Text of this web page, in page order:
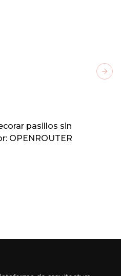
pasillos sin
OPENROUTER